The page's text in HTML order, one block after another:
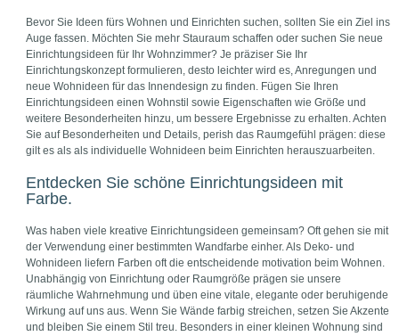
Bevor Sie Ideen fürs Wohnen und Einrichten suchen, sollten Sie ein Ziel ins
Auge fassen. Möchten Sie mehr Stauraum schaffen oder suchen Sie neue
Einrichtungsideen für Ihr Wohnzimmer? Je präziser Sie Ihr
Einrichtungskonzept formulieren, desto leichter wird es, Anregungen und
neue Wohnideen für das Innendesign zu finden. Fügen Sie Ihren
Einrichtungsideen einen Wohnstil sowie Eigenschaften wie Größe und
weitere Besonderheiten hinzu, um bessere Ergebnisse zu erhalten. Achten
Sie auf Besonderheiten und Details, perish das Raumgefühl prägen: diese
gilt es als als individuelle Wohnideen beim Einrichten herauszuarbeiten.
Entdecken Sie schöne Einrichtungsideen mit
Farbe.
Was haben viele kreative Einrichtungsideen gemeinsam? Oft gehen sie mit
der Verwendung einer bestimmten Wandfarbe einher. Als Deko- und
Wohnideen liefern Farben oft die entscheidende motivation beim Wohnen.
Unabhängig von Einrichtung oder Raumgröße prägen sie unsere
räumliche Wahrnehmung und üben eine vitale, elegante oder beruhigende
Wirkung auf uns aus. Wenn Sie Wände farbig streichen, setzen Sie Akzente
und bleiben Sie einem Stil treu. Besonders in einer kleinen Wohnung sind